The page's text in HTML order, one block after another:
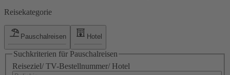
Reisekategorie
Pauschalreisen Hotel
Suchkriterien für Pauschalreisen
Reiseziel/ TV-Bestellnummer/ Hotel